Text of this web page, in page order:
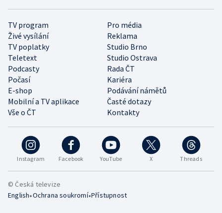
Instagram Facebook YouTube X Threads
TV program
Pro média
Živé vysílání
Reklama
TV poplatky
Studio Brno
Teletext
Studio Ostrava
Podcasty
Rada ČT
Počasí
Kariéra
E-shop
Podávání námětů
Mobilní a TV aplikace
Časté dotazy
Vše o ČT
Kontakty
© Česká televize
English•Ochrana soukromí•Přístupnost